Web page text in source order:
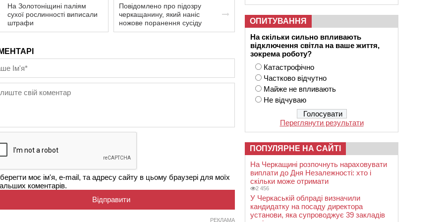
На Золотоніщині паліям
сухої рослинності виписали
штрафи
Повідомлено про підозру
черкащанину, який наніс
ножове поранення сусіду
моє ім'я, e-mail, та адресу сайту в цьому браузері для моїх
коментарів.
РЕКЛАМА
ОПИТУВАННЯ
На скільки сильно впливають
відключення світла на ваше життя,
зокрема роботу?
Катастрофічно
Частково відчутно
Майже не впливають
Не відчуваю
Переглянути результати
ПОПУЛЯРНЕ НА САЙТІ
На Черкащині розпочнуть нараховувати
виплати до Дня Незалежності: хто і
скільки може отримати
2 456
У Черкаській облраді визначили
кандидатку на посаду директора
установи, яка супроводжує 39 закладів